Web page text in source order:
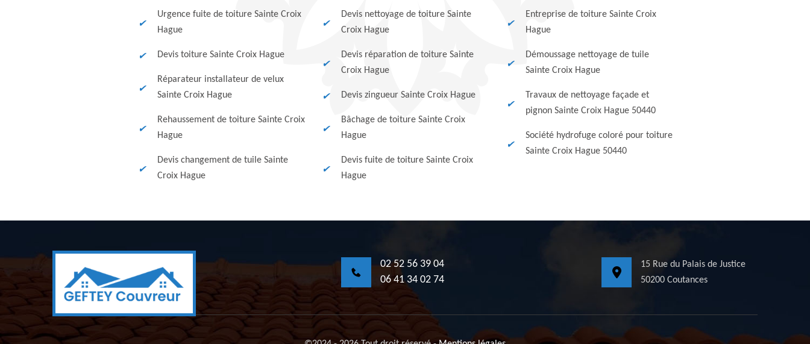
Urgence fuite de toiture Sainte Croix
Hague
Devis toiture Sainte Croix Hague
Réparateur installateur de velux
Sainte Croix Hague
Rehaussement de toiture Sainte Croix
Hague
Devis changement de tuile Sainte
Croix Hague
Devis nettoyage de toiture Sainte
Croix Hague
Devis réparation de toiture Sainte
Croix Hague
Devis zingueur Sainte Croix Hague
Bâchage de toiture Sainte Croix
Hague
Devis fuite de toiture Sainte Croix
Hague
Entreprise de toiture Sainte Croix
Hague
Démoussage nettoyage de tuile
Sainte Croix Hague
Travaux de nettoyage façade et
pignon Sainte Croix Hague 50440
Société hydrofuge coloré pour toiture
Sainte Croix Hague 50440
02 52 56 39 04
06 41 34 02 74
15 Rue du Palais de Justice
50200 Coutances